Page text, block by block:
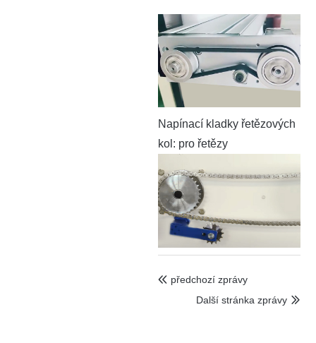
Napínací kladky řetězových
kol: pro řetězy
 předchozí zprávy

Další stránka zprávy